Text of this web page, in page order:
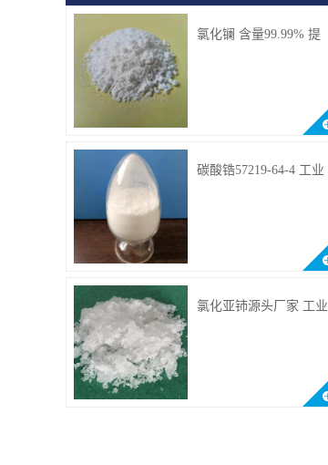
氯化镧 含量99.99% 提
碳酸锆57219-64-4 工业
氯化亚铈源头厂家 工业